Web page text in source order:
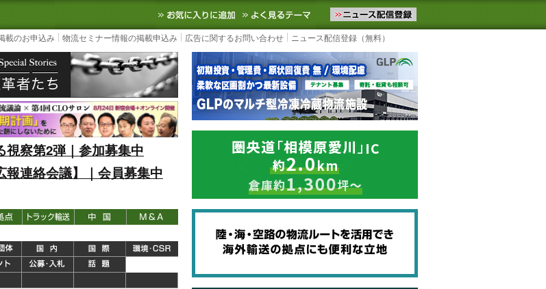
の物流ニュースサイト3PL, SCMなど国内外の最新の物流ニュースをお届けします。物流ニュースメール配信を登録す
お気に入りに追加 よく見るテーマ
載のお申込み 物流セミナー情報の掲載申込み 広告に関するお問い合わせ ニュース配信登録（無料）
察第2弾｜参加募集中
連絡会議】｜会員募集中